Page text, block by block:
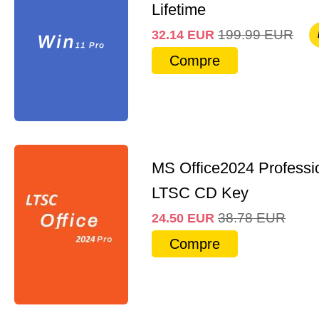
Lifetime
32.14 EUR 199.99 EUR
Compre
MS Office2024
LTSC CD Key
24.50 EUR 38.78 EUR
Compre